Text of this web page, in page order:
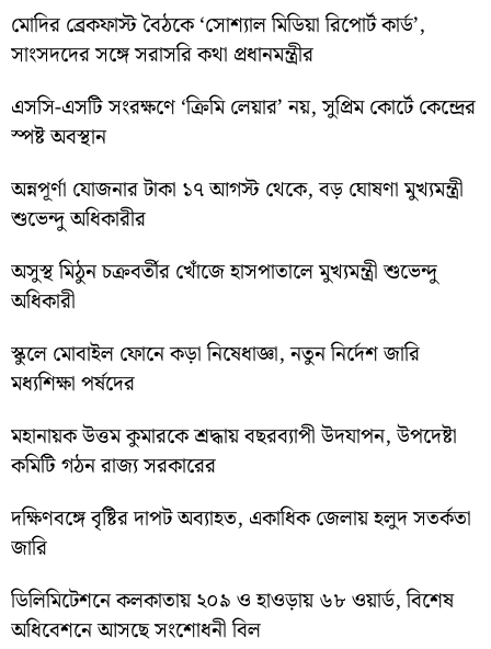
মোদির ব্রেকফাস্ট বৈঠকে ‘সোশ্যাল মিডিয়া রিপোর্ট কার্ড’,
সাংসদদের সঙ্গে সরাসরি কথা প্রধানমন্ত্রীর
এসসি-এসটি সংরক্ষণে ‘ক্রিমি লেয়ার’ নয়, সুপ্রিম কোর্টে কেন্দ্রের
স্পষ্ট অবস্থান
অন্নপূর্ণা যোজনার টাকা ১৭ আগস্ট থেকে, বড় ঘোষণা মুখ্যমন্ত্রী
শুভেন্দু অধিকারীর
অসুস্থ মিঠুন চক্রবর্তীর খোঁজে হাসপাতালে মুখ্যমন্ত্রী শুভেন্দু
অধিকারী
স্কুলে মোবাইল ফোনে কড়া নিষেধাজ্ঞা, নতুন নির্দেশ জারি
মধ্যশিক্ষা পর্ষদের
মহানায়ক উত্তম কুমারকে শ্রদ্ধায় বছরব্যাপী উদযাপন, উপদেষ্টা
কমিটি গঠন রাজ্য সরকারের
দক্ষিণবঙ্গে বৃষ্টির দাপট অব্যাহত, একাধিক জেলায় হলুদ সতর্কতা
জারি
ডিলিমিটেশনে কলকাতায় ২০৯ ও হাওড়ায় ৬৮ ওয়ার্ড, বিশেষ
অধিবেশনে আসছে সংশোধনী বিল